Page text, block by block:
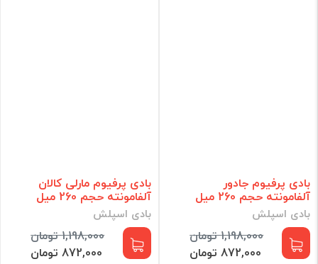
بادی پرفیوم جادور
آلفامونته حجم 260 میل
بادی اسپلش
1,198,000 تومان
872,000 تومان
بادی پرفیوم مارلی کالان
آلفامونته حجم 260 میل
بادی اسپلش
1,198,000 تومان
872,000 تومان